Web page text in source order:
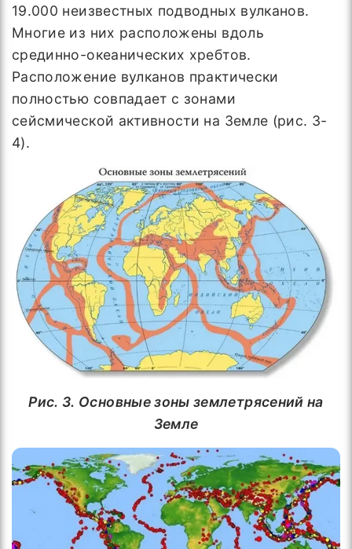
19.000 неизвестных подводных вулканов.
Многие из них расположены вдоль
срединно-океанических хребтов.
Расположение вулканов практически
полностью совпадает с зонами
сейсмической активности на Земле (рис. 3-
4).
Рис. 3. Основные зоны землетрясений на
Земле